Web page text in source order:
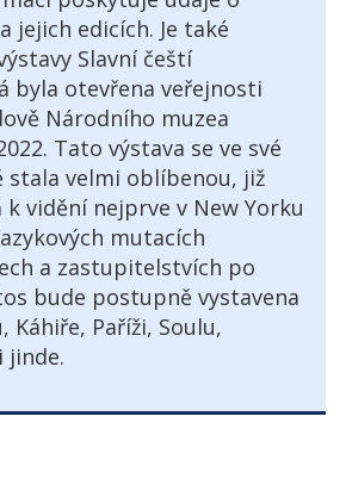
jejich edicích. Je také
Slavní čeští
byla otevřena veřejnosti
Národního muzea
Tato výstava se ve své
velmi oblíbenou, již
k vidění nejprve v New Yorku
mutacích
a zastupitelstvích po
bude postupně vystavena
Káhiře, Paříži, Soulu,
jinde.